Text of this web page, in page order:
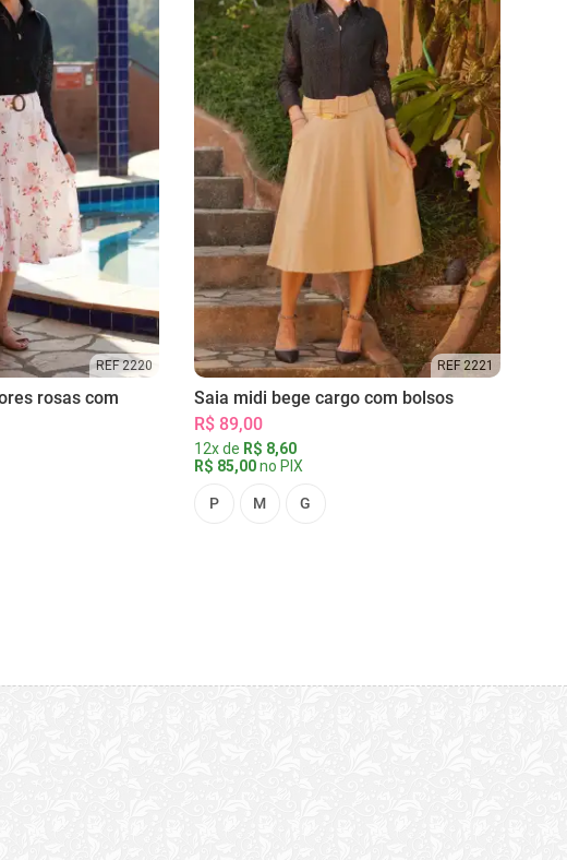
REF 2220
rosas com
REF 2221
Saia midi bege cargo com bolsos
R$ 89,00
12x de R$ 8,60
R$ 85,00no PIX
P M G